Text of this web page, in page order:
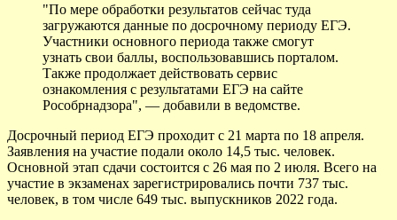
"По мере обработки результатов сейчас туда
загружаются данные по досрочному периоду ЕГЭ.
Участники основного периода также смогут
узнать свои баллы, воспользовавшись порталом.
Также продолжает действовать сервис
ознакомления с результатами ЕГЭ на сайте
Рособрнадзора", — добавили в ведомстве.
Досрочный период ЕГЭ проходит с 21 марта по 18 апреля.
Заявления на участие подали около 14,5 тыс. человек.
Основной этап сдачи состоится с 26 мая по 2 июля. Всего на
участие в экзаменах зарегистрировались почти 737 тыс.
человек, в том числе 649 тыс. выпускников 2022 года.